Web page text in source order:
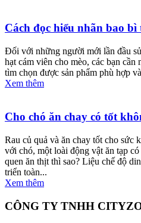
Cách đọc hiểu nhãn bao bì
Đối với những người mới lần đầu
hạt cám viên cho mèo, các bạn cần
tìm chọn được sản phẩm phù hợp
Xem thêm
Cho chó ăn chay có tốt
Rau củ quả và ăn chay tốt cho sức
với chó, một loài động vật ăn tạp
quen ăn thịt thì sao? Liệu chế độ
triển toàn...
Xem thêm
CÔNG TY TNHH